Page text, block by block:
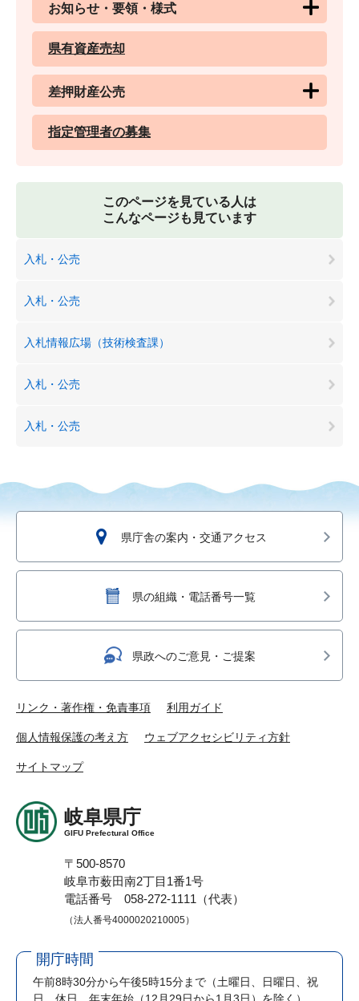
お知らせ・要領・様式
県有資産売却
差押財産公売
指定管理者の募集
このページを見ている人は
こんなページも見ています
入札・公売
入札・公売
入札情報広場（技術検査課）
入札・公売
入札・公売
県庁舎の案内・交通アクセス
県の組織・電話番号一覧
県政へのご意見・ご提案
リンク・著作権・免責事項 利用ガイド
個人情報保護の考え方 ウェブアクセシビリティ方針
サイトマップ
岐阜県庁
GIFU Prefectural Office
〒500-8570
岐阜市薮田南2丁目1番1号
電話番号 058-272-1111（代表）
（法人番号4000020210005）
開庁時間
午前8時30分から午後5時15分まで （土曜日、日曜日、祝